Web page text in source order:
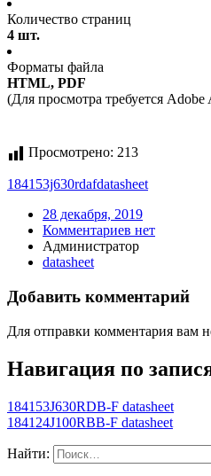
Количество страниц
4 шт.
Форматы файла
HTML, PDF
(Для просмотра требуется Adobe
Просмотрено: 213
184153j630rdafdatasheet
28 декабря, 2019
Комментариев нет
Администратор
datasheet
Добавить комментарий
Для отправки комментария вам
Навигация по
184153J630RDB-F datasheet
184124J100RBB-F datasheet
Найти: